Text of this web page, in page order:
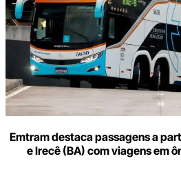
Emtram destaca passagens a
e Irecê (BA) com viagens em